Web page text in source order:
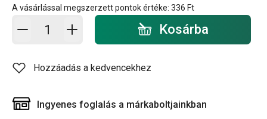
A vásárlással megszerzett pontok értéke: 336 Ft
Kosárba - mennyiség Kosárba
Hozzáadás a kedvencekhez
Ingyenes foglalás a márkaboltjainkban